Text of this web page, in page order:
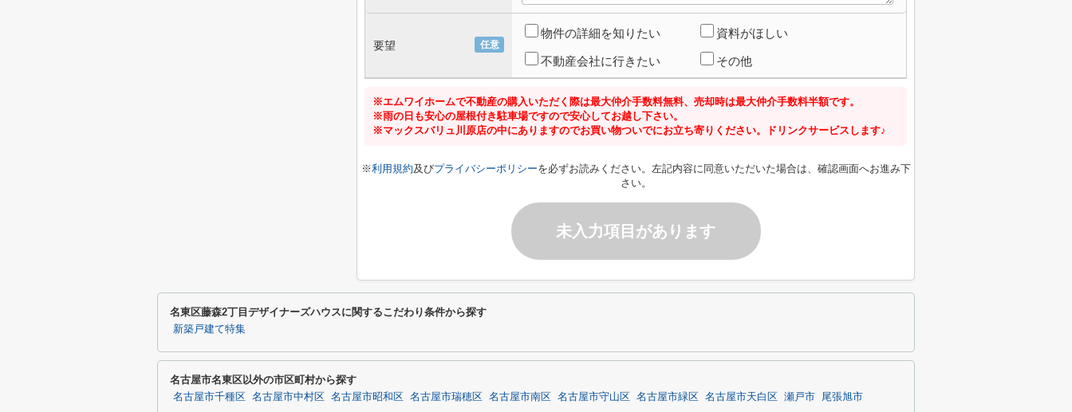
任意
要望
物件の詳細を知りたい 資料がほしい
不動産会社に行きたい その他
※エムワイホームで不動産の購入いただく際は最大仲介手数料無料、売却時は最大仲介手数料半額です。
※雨の日も安心の屋根付き駐車場ですので安心してお越し下さい。
※マックスバリュ川原店の中にありますのでお買い物ついでにお立ち寄りください。ドリンクサービスします♪
※利用規約及びプライバシーポリシーを必ずお読みください。左記内容に同意いただいた場合は、確認画面へお進み下
さい。
未入力項目があります
名東区藤森2丁目デザイナーズハウスに関するこだわり条件から探す
新築戸建て特集
名古屋市名東区以外の市区町村から探す
名古屋市千種区 名古屋市中村区 名古屋市昭和区 名古屋市瑞穂区 名古屋市南区 名古屋市守山区 名古屋市緑区 名古屋市天白区 瀬戸市 尾張旭市